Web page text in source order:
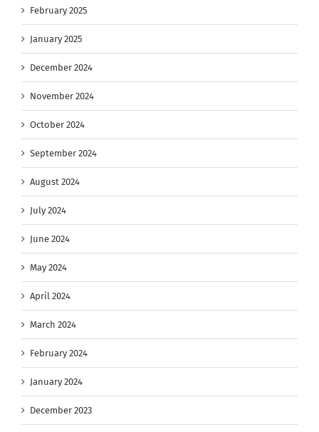
February 2025
January 2025
December 2024
November 2024
October 2024
September 2024
August 2024
July 2024
June 2024
May 2024
April 2024
March 2024
February 2024
January 2024
December 2023